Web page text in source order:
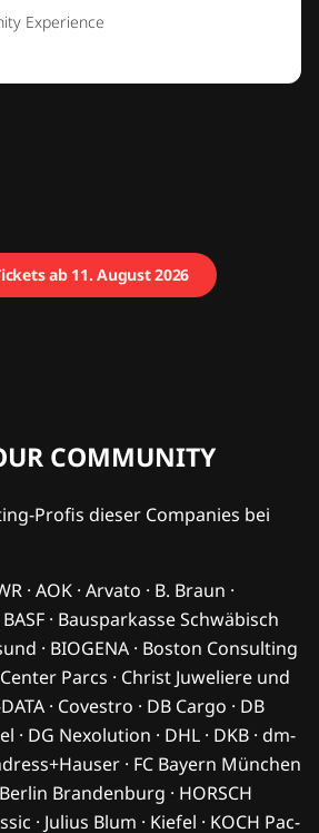
Experience
ab 11. August 2026
COMMUNITY
Profis dieser Companies bei
· AOK · Arvato · B. Braun ·
· Bausparkasse Schwäbisch
· BIOGENA · Boston Consulting
Parcs · Christ Juweliere und
· Covestro · DB Cargo · DB
· DG Nexolution · DHL · DKB · dm-
· FC Bayern München
Brandenburg · HORSCH
· Julius Blum · Kiefel · KOCH Pac-